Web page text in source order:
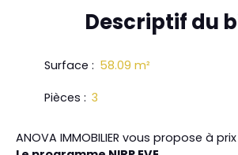
Descriptifdu
Surface : 58.09 m²
Pièces : 3
ANOVA IMMOBILIER vous propose à